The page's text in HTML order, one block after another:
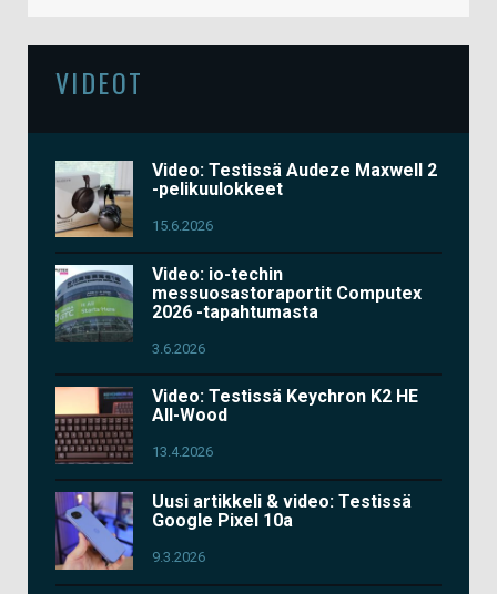
VIDEOT
Video: Testissä Audeze Maxwell 2
-pelikuulokkeet
15.6.2026
Video: io-techin
messuosastoraportit Computex
2026 -tapahtumasta
3.6.2026
Video: Testissä Keychron K2 HE
All-Wood
13.4.2026
Uusi artikkeli & video: Testissä
Google Pixel 10a
9.3.2026